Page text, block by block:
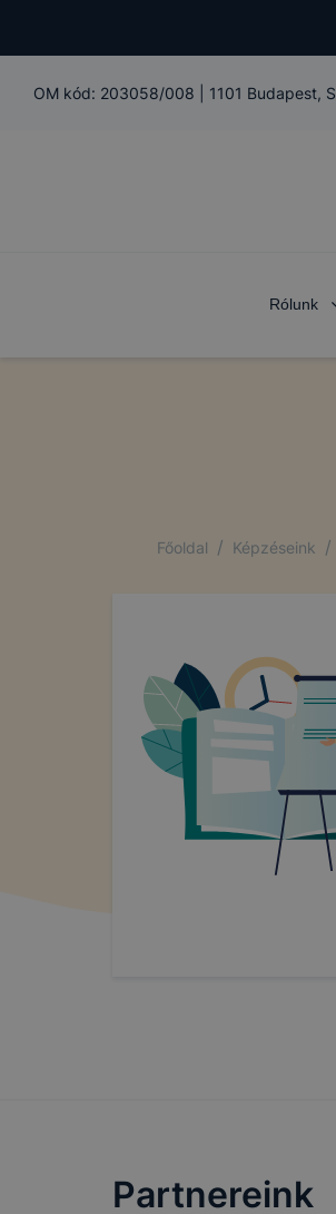
OM kód: 203058/008 1101 Budapest,
Rólunk
Főoldal / Képzéseink /
Partnereink